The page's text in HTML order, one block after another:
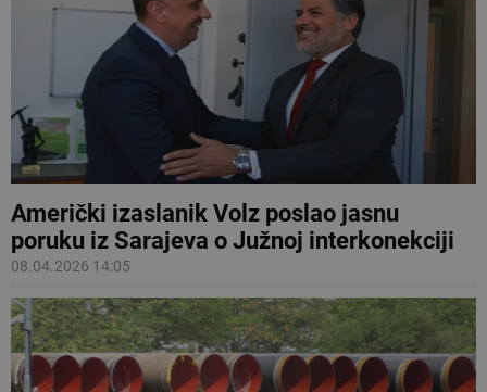
Američki izaslanik Volz poslao jasnu
poruku iz Sarajeva o Južnoj interkonekciji
08.04.2026 14:05